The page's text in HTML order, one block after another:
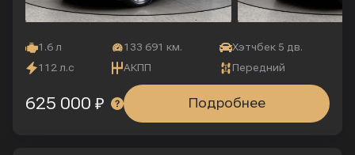
1.6 л 133 691 км.
Хэтчбек 5 дв.
112 л.с
АКПП Передний
Подробнее
625 000 ₽